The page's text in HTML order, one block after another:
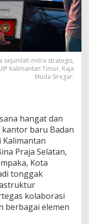
sejumlah mitra strategis,
Kalimantan Timur, Raja
Muda Siregar.
hangat dan
baru Badan
Kalimantan
Praja Selatan,
Kota
tonggak
kolaborasi
berbagai elemen